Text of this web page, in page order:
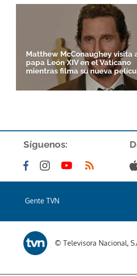
Matthew McConaughey visita
papa León XIV en el Vaticano
mientras filma su nueva
Síguenos:
Gente TVN
© Televisora Nacional,